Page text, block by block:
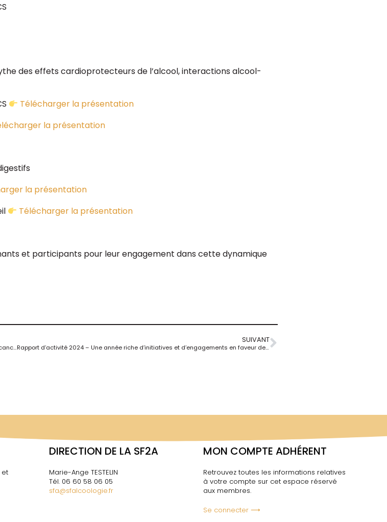
des effets cardioprotecteurs de l’alcool, interactions alcool-
Télécharger la présentation
la présentation
la présentation
Télécharger la présentation
et participants pour leur engagement dans cette dynamique
Power in numbers : une nouvelle étude mondiale lie la consommation d’alcool au cancer du pancréas
SUIVANT
Rapport d’activité 2024 – Une année riche d’initiatives et d’engagements en faveur de l’alcoologie et de l’addictologie
et
DIRECTION DE LA SF2A
Marie-Ange TESTELIN
Tél. 06 60 58 06 05
sfa@sfalcoologie.fr
MON COMPTE ADHÉRENT
Retrouvez toutes les informations relatives
à votre compte sur cet espace réservé
aux membres.
Se connecter ⟶